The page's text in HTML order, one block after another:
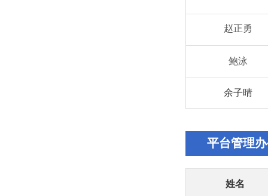
赵正勇
鲍泳
余子晴
平台管理
姓名